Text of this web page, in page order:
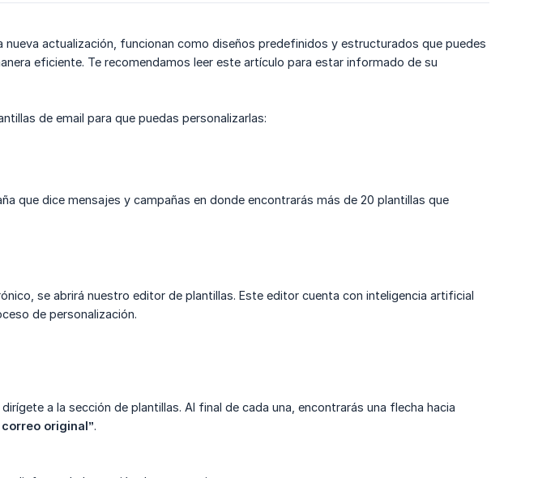
nueva actualización, funcionan como diseños predefinidos y estructurados que puedes
eficiente. Te recomendamos leer este artículo para estar informado de su
de email para que puedas personalizarlas:
que dice mensajes y campañas en donde encontrarás más de 20 plantillas que
se abrirá nuestro editor de plantillas. Este editor cuenta con inteligencia artificial
de personalización.
a la sección de plantillas. Al final de cada una, encontrarás una flecha hacia
original”.